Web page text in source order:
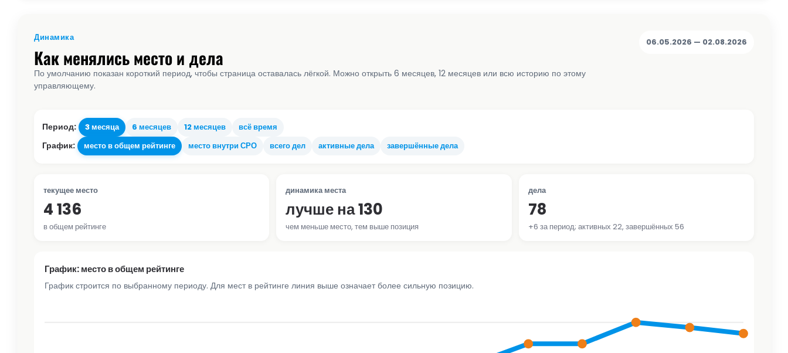
Динамика
Как менялись место и дела
По умолчанию показан короткий период, чтобы страница оставалась лёгкой. Можно открыть 6 месяцев, 12 месяцев или всю историю по этому
управляющему.
06.05.2026 — 02.08.2026
Период: 3 месяца 6 месяцев 12 месяцев всё время
График: место в общем рейтинге место внутри СРО всего дел активные дела завершённые дела
текущее место
4 136
в общем рейтинге
динамика места
лучше на 130
чем меньше место, тем выше позиция
дела
78
+6 за период; активных 22, завершённых 56
График: место в общем рейтинге
График строится по выбранному периоду. Для мест в рейтинге линия выше означает более сильную позицию.